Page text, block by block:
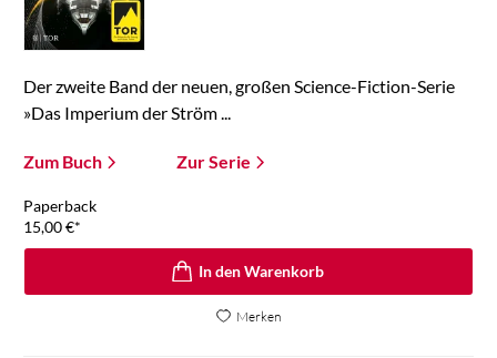
Der zweite Band der neuen, großen Science-Fiction-Serie
»Das Imperium der Ström ...
Zum Buch Zur Serie
Paperback
15,00€*
In den Warenkorb
Merken